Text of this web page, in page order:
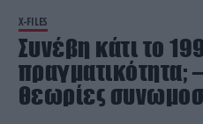
X-FILES
Συνέβη κάτι το
πραγματικότητα;
θεωρίες